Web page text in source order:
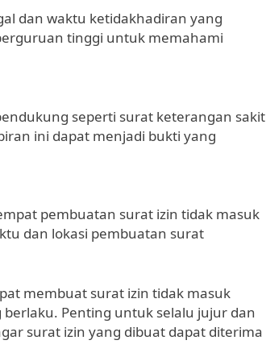
dan waktu ketidakhadiran yang
tinggi untuk memahami
seperti surat keterangan sakit
ini dapat menjadi bukti yang
pembuatan surat izin tidak masuk
dan lokasi pembuatan surat
membuat surat izin tidak masuk
Penting untuk selalu jujur dan
surat izin yang dibuat dapat diterima